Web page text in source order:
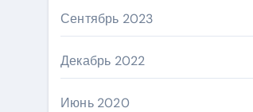
Сентябрь 2023
Декабрь 2022
Июнь 2020